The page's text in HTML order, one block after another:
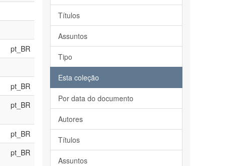
pt_BR
pt_BR
pt_BR
pt_BR
pt_BR
Títulos
Assuntos
Tipo
Esta coleção
Por data do documento
Autores
Títulos
Assuntos